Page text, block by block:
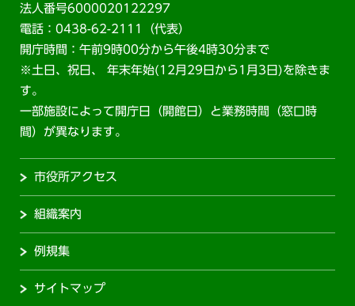
法人番号6000020122297
電話：0438-62-2111（代表）
開庁時間：午前9時00分から午後4時30分まで
※土日、祝日、 年末年始(12月29日から1月3日)を除きま
す。
一部施設によって開庁日（開館日）と業務時間（窓口時
間）が異なります。
市役所アクセス
組織案内
例規集
サイトマップ